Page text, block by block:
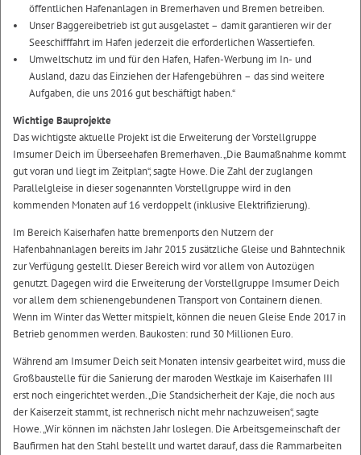
öffentlichen Hafenanlagen in Bremerhaven und Bremen betreiben.
Unser Baggereibetrieb ist gut ausgelastet – damit garantieren wir der
Seeschifffahrt im Hafen jederzeit die erforderlichen Wassertiefen.
Umweltschutz im und für den Hafen, Hafen-Werbung im In- und
Ausland, dazu das Einziehen der Hafengebühren – das sind weitere
Aufgaben, die uns 2016 gut beschäftigt haben.“
Wichtige Bauprojekte
Das wichtigste aktuelle Projekt ist die Erweiterung der Vorstellgruppe
Imsumer Deich im Überseehafen Bremerhaven. „Die Baumaßnahme kommt
gut voran und liegt im Zeitplan“, sagte Howe. Die Zahl der zuglangen
Parallelgleise in dieser sogenannten Vorstellgruppe wird in den
kommenden Monaten auf 16 verdoppelt (inklusive Elektrifizierung).
Im Bereich Kaiserhafen hatte bremenports den Nutzern der
Hafenbahnanlagen bereits im Jahr 2015 zusätzliche Gleise und Bahntechnik
zur Verfügung gestellt. Dieser Bereich wird vor allem von Autozügen
genutzt. Dagegen wird die Erweiterung der Vorstellgruppe Imsumer Deich
vor allem dem schienengebundenen Transport von Containern dienen.
Wenn im Winter das Wetter mitspielt, können die neuen Gleise Ende 2017 in
Betrieb genommen werden. Baukosten: rund 30 Millionen Euro.
Während am Imsumer Deich seit Monaten intensiv gearbeitet wird, muss die
Großbaustelle für die Sanierung der maroden Westkaje im Kaiserhafen III
erst noch eingerichtet werden. „Die Standsicherheit der Kaje, die noch aus
der Kaiserzeit stammt, ist rechnerisch nicht mehr nachzuweisen“, sagte
Howe. „Wir können im nächsten Jahr loslegen. Die Arbeitsgemeinschaft der
Baufirmen hat den Stahl bestellt und wartet darauf, dass die Rammarbeiten